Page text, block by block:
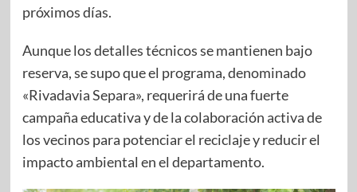
próximos días.
Aunque los detalles técnicos se mantienen bajo
reserva, se supo que el programa, denominado
«Rivadavia Separa», requerirá de una fuerte
campaña educativa y de la colaboración activa de
los vecinos para potenciar el reciclaje y reducir el
impacto ambiental en el departamento.